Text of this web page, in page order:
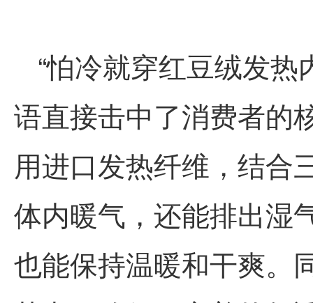
“怕冷就穿红豆绒发热
语直接击中了消费者的
用进口发热纤维，结合
体内暖气，还能排出湿
也能保持温暖和干爽。